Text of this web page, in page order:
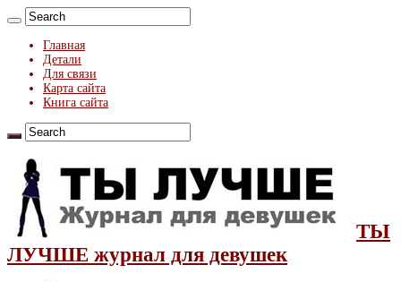
Главная
Детали
Для связи
Карта сайта
Книга сайта
ТЫ
ЛУЧШЕ журнал для девушек